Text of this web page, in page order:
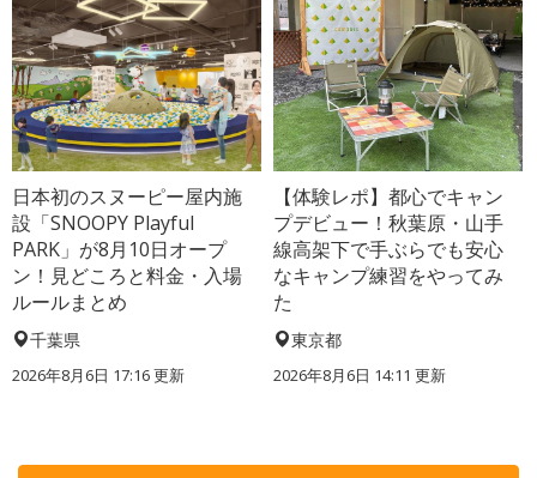
日本初のスヌーピー屋内施
設「SNOOPY Playful
PARK」が8月10日オープ
ン！見どころと料金・入場
ルールまとめ
千葉県
2026年8月6日 17:16更新
【体験レポ】都心でキャン
プデビュー！秋葉原・山手
線高架下で手ぶらでも安心
なキャンプ練習をやってみ
た
東京都
2026年8月6日 14:11 更新